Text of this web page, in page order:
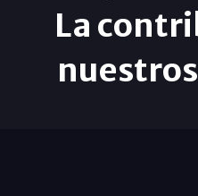
La